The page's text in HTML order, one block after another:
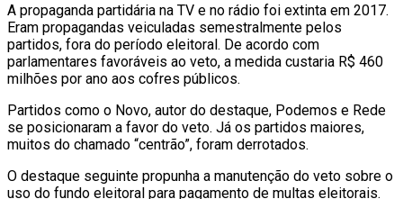
A propaganda partidária na TV e no rádio foi extinta em 2017.
Eram propagandas veiculadas semestralmente pelos
partidos, fora do período eleitoral. De acordo com
parlamentares favoráveis ao veto, a medida custaria R$ 460
milhões por ano aos cofres públicos.
Partidos como o Novo, autor do destaque, Podemos e Rede
se posicionaram a favor do veto. Já os partidos maiores,
muitos do chamado “centrão”, foram derrotados.
O destaque seguinte propunha a manutenção do veto sobre o
uso do fundo eleitoral para pagamento de multas eleitorais.